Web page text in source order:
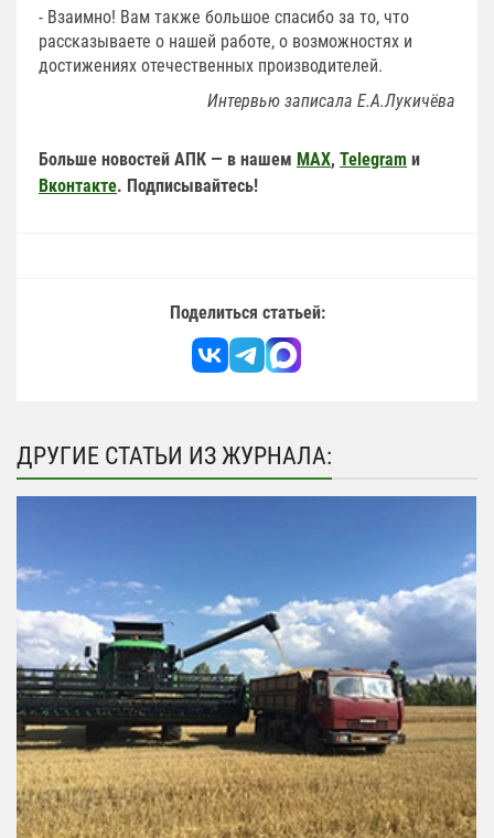
- Взаимно! Вам также большое спасибо за то, что
рассказываете о нашей работе, о возможностях и
достижениях отечественных производителей.
Интервью записала Е.А.Лукичёва
Больше новостей АПК — в нашем MAX, Telegram и
Вконтакте. Подписывайтесь!
Поделиться статьей:
ДРУГИЕ СТАТЬИ ИЗ ЖУРНАЛА: